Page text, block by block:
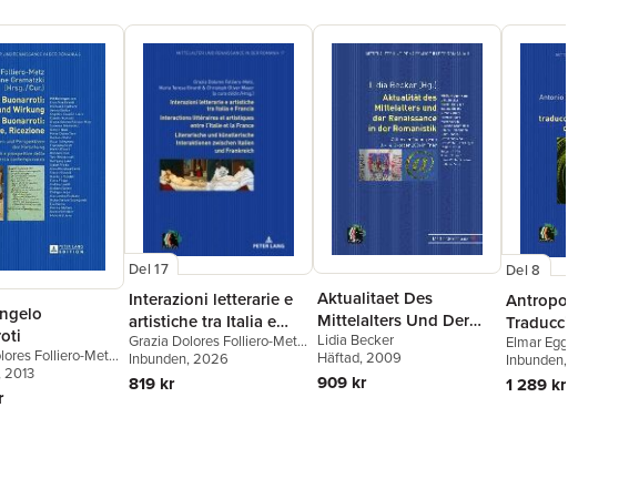
Folliero-Metz,
2013
Del 17
Interazioni letterarie e
artistiche tra Italia e
Francia / Interactions
littéraires et artistiques
entre l'Italie et la France
Grazia Dolores Folliero-Metz,
Maria Teresa Girardi
Inbunden, 2026
819 kr
Aktualitaet Des
Mittelalters Und Der
Renaissance in Der
Romanistik
Lidia Becker
Häftad, 2009
909 kr
Del 8
Antropología
Traducción En
Orden de
Elmar Eggert
García
Inbunden, 2018
1 289 kr